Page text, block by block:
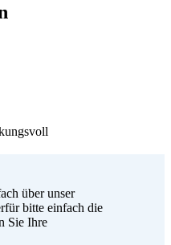
über unser
bitte einfach die
Sie Ihre